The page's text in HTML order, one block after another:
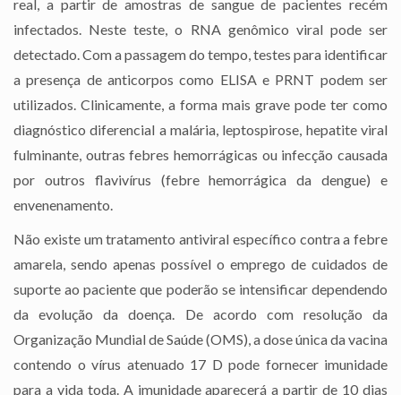
real, a partir de amostras de sangue de pacientes recém
infectados. Neste teste, o RNA genômico viral pode ser
detectado. Com a passagem do tempo, testes para identificar
a presença de anticorpos como ELISA e PRNT podem ser
utilizados. Clinicamente, a forma mais grave pode ter como
diagnóstico diferencial a malária, leptospirose, hepatite viral
fulminante, outras febres hemorrágicas ou infecção causada
por outros flavivírus (febre hemorrágica da dengue) e
envenenamento.
Não existe um tratamento antiviral específico contra a febre
amarela, sendo apenas possível o emprego de cuidados de
suporte ao paciente que poderão se intensificar dependendo
da evolução da doença. De acordo com resolução da
Organização Mundial de Saúde (OMS), a dose única da vacina
contendo o vírus atenuado 17 D pode fornecer imunidade
para a vida toda. A imunidade aparecerá a partir de 10 dias